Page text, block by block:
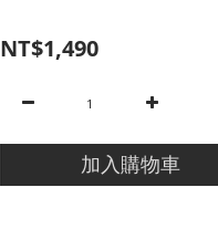
NT$1,490
加入購物車